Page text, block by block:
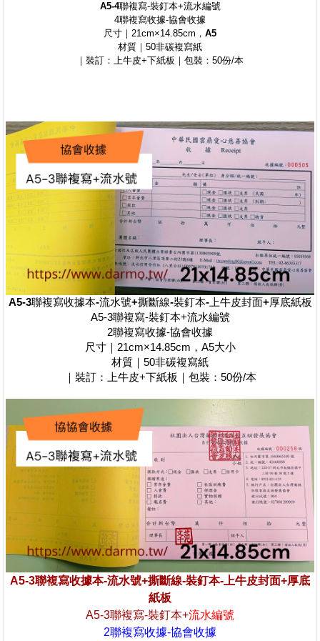
A5-4聯複寫-裝釘本+流水編號
4聯複寫收據-協會收據
尺寸｜21cm×14.85cm， A5
材質｜50非碳複寫紙
｜裝訂：上牛皮+下紙板｜包裝：50份/本
A5-3聯複寫收據本-流水號+撕斷線-裝釘本-上牛皮封面+厚底紙板
A5-3聯複寫-裝釘本+流水編號
2聯複寫收據-協會收據
尺寸｜21cm×14.85cm，A5大小
材質｜50非碳複寫紙
｜裝訂：上牛皮+下紙板｜包裝：50份/本
A5-3聯複寫收據本-流水號+撕斷線-裝釘本-上牛皮封面+厚底
紙板
A5-3聯複寫-裝釘本+流水編號
2聯複寫收據-協會收據